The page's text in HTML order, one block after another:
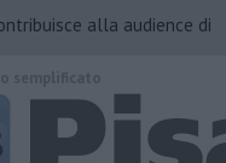
alla audience di